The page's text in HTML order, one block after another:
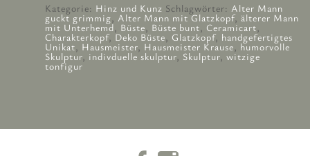
Kategorie: Hinz und Kunz Schlagwörter: Alter Mann
guckt grimmig, Alter Mann mit Glatzkopf, älterer Mann
mit Unterhemd, Büste, Büste bunt, Ceramicart,
Charakterkopf, Deko Büste, Glatzkopf, handgefertigtes
Unikat, Hausmeister, Hausmeister Krause, humorvolle
Skulptur, indivduelle skulptur, Skulptur, witzige
tonfigur